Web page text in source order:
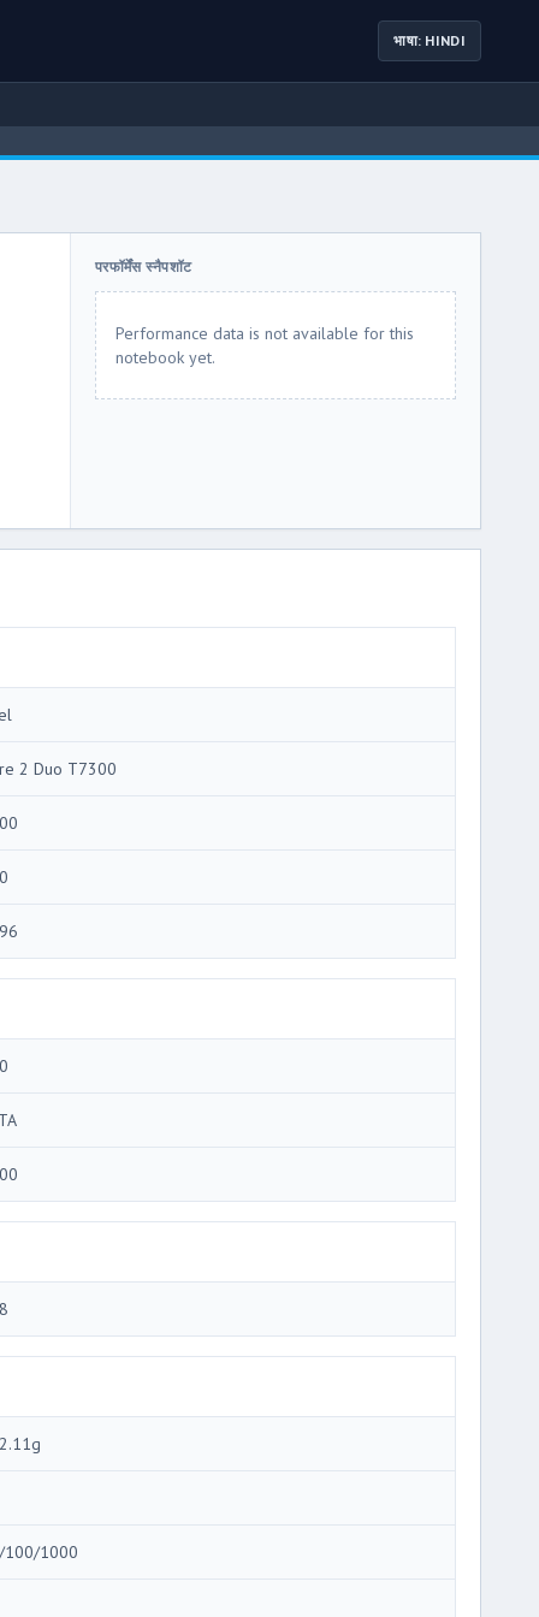
भाषा: HINDI
परफॉर्मेंस स्नैपशॉट
Performance data is not available for this
notebook yet.
2 Duo T7300
100/1000